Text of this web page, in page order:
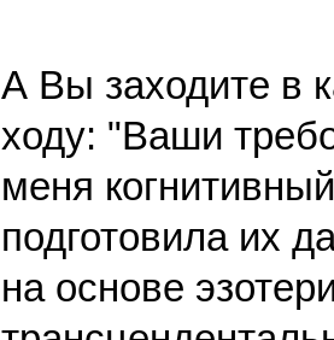
А Вы заходите в
ходу: "Ваши
меня
подготовила их
на основе